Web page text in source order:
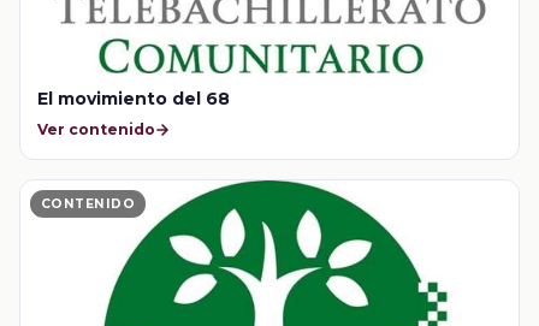
El movimiento del 68
Ver contenido
CONTENIDO